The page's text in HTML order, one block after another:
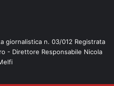
giornalistica n. 03/012 Registrata
- Direttore Responsabile Nicola